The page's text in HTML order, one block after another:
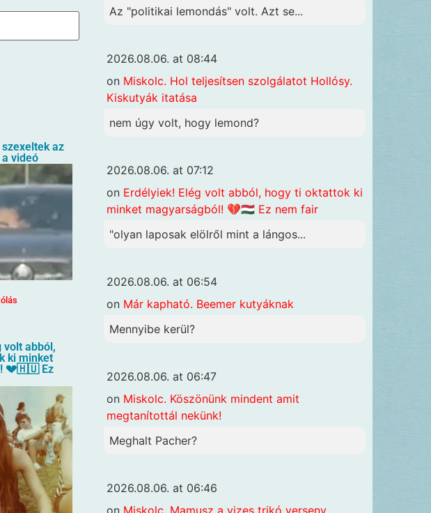
az
videó
volt abból,
ki minket
💔🇭🇺 Ez
Az "politikai lemondás" volt. Azt se...
2026.08.06. at 08:44
on Miskolc. Hol teljesítsen szolgálatot Hollósy.
Kiskutyák itatása
nem úgy volt, hogy lemond?
2026.08.06. at 07:12
on Erdélyiek! Elég volt abból, hogy ti oktattok ki
minket magyarságból! 💔🇭🇺 Ez nem fair
"olyan laposak elölről mint a lángos...
2026.08.06. at 06:54
on Már kapható. Beemer kutyáknak
Mennyibe kerül?
2026.08.06. at 06:47
on Miskolc. Köszönünk mindent amit
megtanítottál nekünk!
Meghalt Pacher?
2026.08.06. at 06:46
on Miskolc. Mamusz a vizes trikó verseny